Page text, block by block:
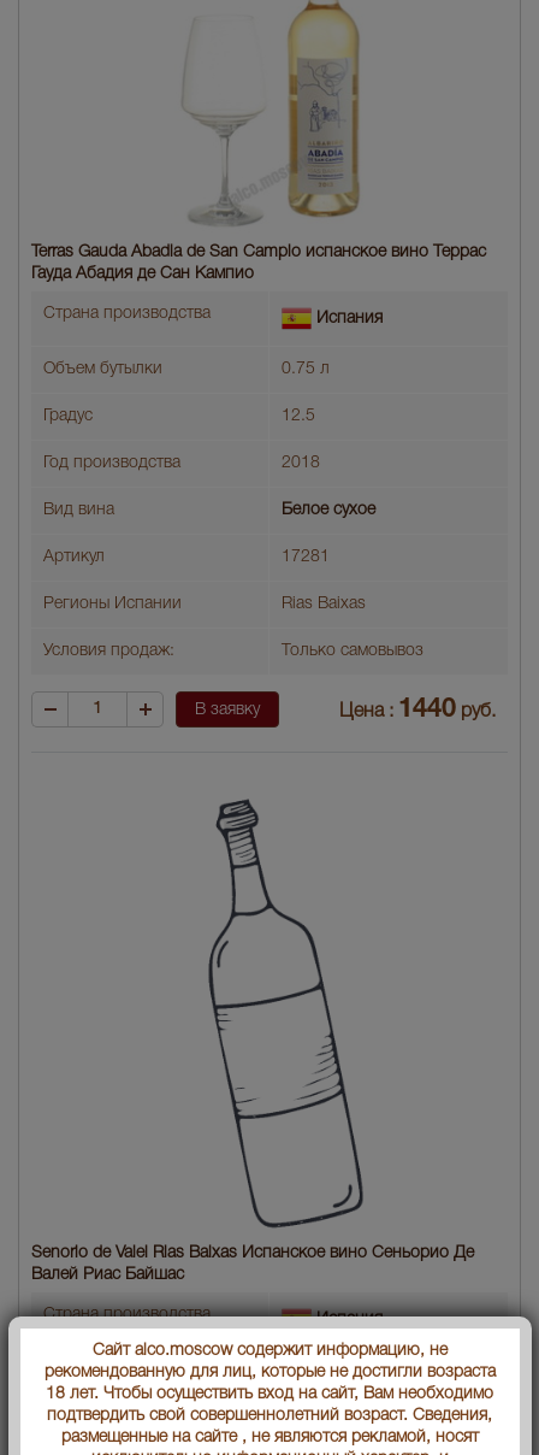
Terras Gauda Abadia de San Campio испанское вино Террас
Гауда Абадия де Сан Кампио
Страна производства Испания
Объем бутылки 0.75 л
Градус 12.5
Год производства 2018
Вид вина Белое сухое
Артикул 17281
Регионы Испании Rias Baixas
Условия продаж: Только самовывоз
В заявку Цена : 1440 руб.
Senorio de Valei Rias Baixas Испанское вино Сеньорио Де
Валей Риас Байшас
Страна производства Испания
Объем бутылки 0.75 л
Градус 12,5
Сайт alco.moscow содержит информацию, не
рекомендованную для лиц, которые не достигли возраста
18 лет. Чтобы осуществить вход на сайт, Вам необходимо
подтвердить свой совершеннолетний возраст. Сведения,
размещенные на сайте , не являются рекламой, носят